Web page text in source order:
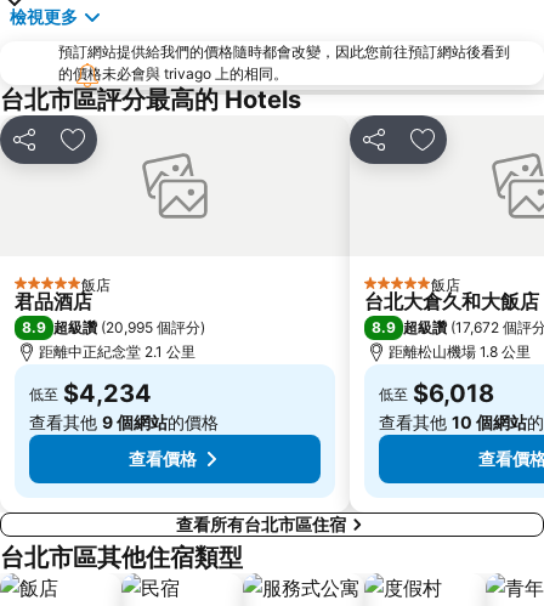
羅東車站
宜蘭礁溪溫泉公園
捷運中山站
桃園高鐵站
松山機場
大安森林公園
淡水捷運站
台北國父紀念館
國立故宮博物院
新店捷運站
捷運忠孝敦化站
中正紀念堂
江子翠捷運站
大溪老街
捷運忠孝復興站
三重捷運站
台灣總統府凱達格蘭大道
檢視更多
預訂網站提供給我們的價格隨時都會改變，因此您前往預訂網站後看到
的價格未必會與 trivago 上的相同。
台北市區評分最高的 Hotels
分享 加入我的最愛
5 星級 飯店
君品酒店
8.9 超級讚 (20,995 個評分)
距離中正紀念堂 2.1 公里
低至 $4,234
查看其他 9 個網站的價格
查看價格
分享 加入我的最愛
5 星級 飯店
台北大倉久和大飯店
8.9 超級讚 (17,672 個評
距離松山機場 1.8 公里
低至 $6,018
查看其他 10 個網站
查看價
查看所有台北市區住宿
台北市區其他住宿類型